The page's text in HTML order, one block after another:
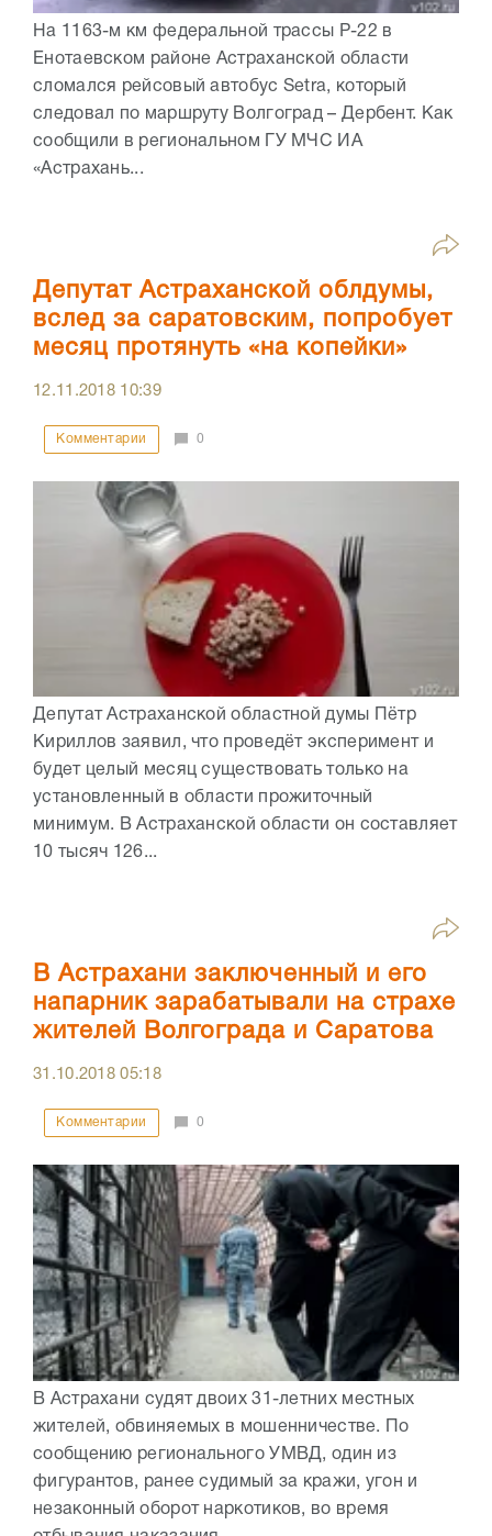
На 1163-м км федеральной трассы Р-22 в
Енотаевском районе Астраханской области
сломался рейсовый автобус Setra, который
следовал по маршруту Волгоград – Дербент. Как
сообщили в региональном ГУ МЧС ИА
«Астрахань...
Депутат Астраханской облдумы,
вслед за саратовским, попробует
месяц протянуть «на копейки»
12.11.2018 10:39
Комментарии 0
Депутат Астраханской областной думы Пётр
Кириллов заявил, что проведёт эксперимент и
будет целый месяц существовать только на
установленный в области прожиточный
минимум. В Астраханской области он составляет
10 тысяч 126...
В Астрахани заключенный и его
напарник зарабатывали на страхе
жителей Волгограда и Саратова
31.10.201805:18
Комментарии 0
В Астрахани судят двоих 31-летних местных
жителей, обвиняемых в мошенничестве. По
сообщению регионального УМВД, один из
фигурантов, ранее судимый за кражи, угон и
незаконный оборот наркотиков, во время